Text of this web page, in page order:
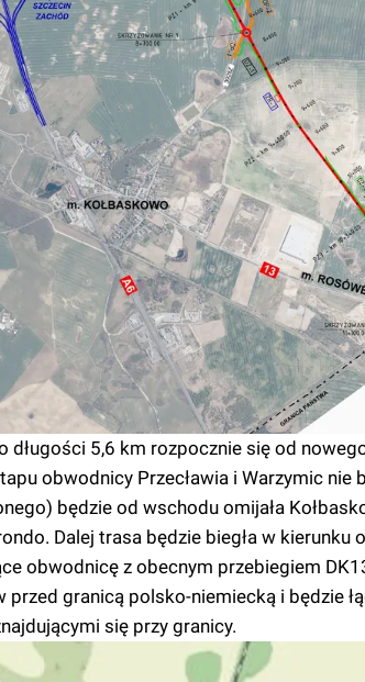
długości 5,6 km rozpocznie się od
obwodnicy Przecławia i Warzymic nie
będzie od wschodu omijała
Dalej trasa będzie biegła w
obwodnicę z obecnym przebiegiem
przed granicą polsko-niemiecką i będzie
się przy granicy.